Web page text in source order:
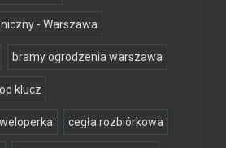
- Warszawa
bramy ogrodzenia warszawa
klucz
cegła rozbiórkowa